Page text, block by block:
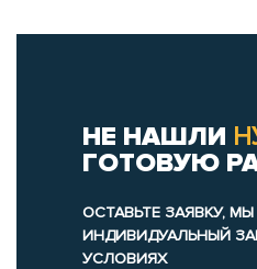
НЕ НАШЛИ
ГОТОВУЮ
ОСТАВЬТЕ ЗАЯВКУ,
ИНДИВИДУАЛЬНЫЙ
УСЛОВИЯХ